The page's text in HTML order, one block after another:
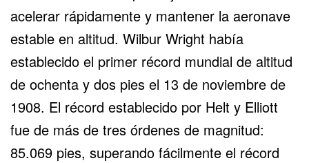
acelerar rápidamente y mantener la aeronave
estable en altitud. Wilbur Wright había
establecido el primer récord mundial de altitud
de ochenta y dos pies el 13 de noviembre de
1908. El récord establecido por Helt y Elliott
fue de más de tres órdenes de magnitud:
85.069 pies, superando fácilmente el récord